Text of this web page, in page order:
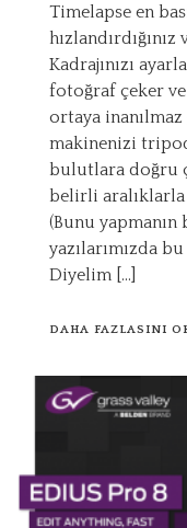
Timelapse en
Kadrajınızı
fotoğraf çeker
ortaya
makinenizi
bulutlara doğru
belirli aralıklarla
(Bunu
yazılarımızda
Diyelim […]
DAHA FAZLASINI